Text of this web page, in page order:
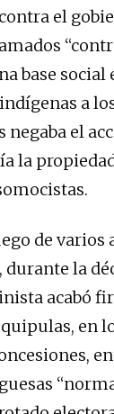
el
base social
a
el
la
de varios
la
acabó
en